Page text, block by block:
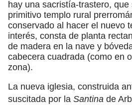
hay una sacristía-trastero, que
primitivo templo rural
conservado al hacer el nuevo
interés, consta de planta
de madera en la nave y
cabecera cuadrada (como en
zona).
La nueva iglesia, construida
suscitada por la Santina de